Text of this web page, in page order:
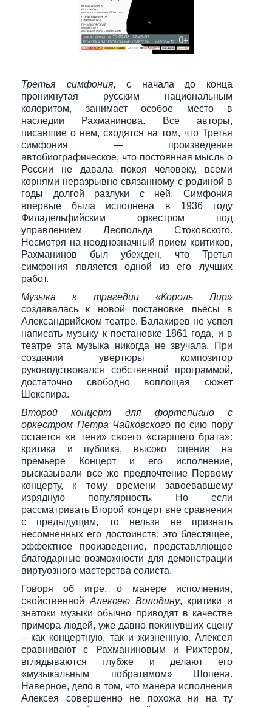
Третья симфония, с начала до конца
проникнутая русским национальным
колоритом, занимает особое место в
наследии Рахманинова. Все авторы,
писавшие о нем, сходятся на том, что Третья
симфония — произведение
автобиографическое, что постоянная мысль о
России не давала покоя человеку, всеми
корнями неразрывно связанному с родиной в
годы долгой разлуки с ней. Симфония
впервые была исполнена в 1936 году
Филадельфийским оркестром под
управлением Леопольда Стоковского.
Несмотря на неоднозначный прием критиков,
Рахманинов был убежден, что Третья
симфония является одной из его лучших
работ.
Музыка к трагедии «Король Лир»
создавалась к новой постановке пьесы в
Александрийском театре. Балакирев не успел
написать музыку к постановке 1861 года, и в
театре эта музыка никогда не звучала. При
создании увертюры композитор
руководствовался собственной программой,
достаточно свободно воплощая сюжет
Шекспира.
Второй концерт для фортепиано с
оркестром Петра Чайковского по сию пору
остается «в тени» своего «старшего брата»:
критика и публика, высоко оценив на
премьере Концерт и его исполнение,
высказывали все же предпочтение Первому
концерту, к тому времени завоевавшему
изрядную популярность. Но если
рассматривать Второй концерт вне сравнения
с предыдущим, то нельзя не признать
несомненных его достоинств: это блестящее,
эффектное произведение, представляющее
благодарные возможности для демонстрации
виртуозного мастерства солиста.
Говоря об игре, о манере исполнения,
свойственной Алексею Володину, критики и
знатоки музыки обычно приводят в качестве
примера людей, уже давно покинувших сцену
– как концертную, так и жизненную. Алексея
сравнивают с Рахманиновым и Рихтером,
вглядываются глубже и делают его
«музыкальным побратимом» Шопена.
Наверное, дело в том, что манера исполнения
Алексея совершенно не похожа ни на ту